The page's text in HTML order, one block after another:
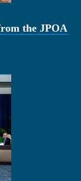
the JPOA